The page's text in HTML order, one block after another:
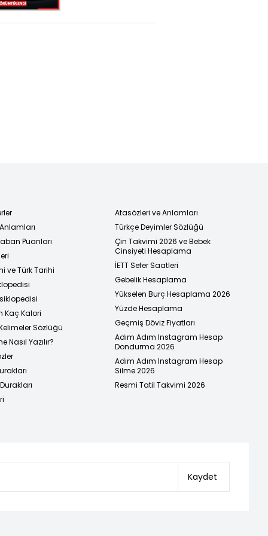
görüntülendi
Puanları
ve Türk Tarihi
Kaç Kalori
Sözlüğü
Nasıl Yazılır?
Atasözleri ve Anlamları
Türkçe Deyimler Sözlüğü
Çin Takvimi 2026 ve Bebek
Cinsiyeti Hesaplama
İETT Sefer Saatleri
Gebelik Hesaplama
Yükselen Burç Hesaplama 2026
Yüzde Hesaplama
Geçmiş Döviz Fiyatları
Adım Adım Instagram Hesap
Dondurma 2026
Adım Adım Instagram Hesap
Silme 2026
Resmi Tatil Takvimi 2026
Kaydet